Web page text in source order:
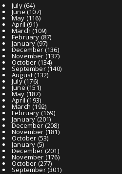
July(64)
June(107)
May (116)
April (91)
March (109)
February (87)
January(97)
December (136)
November (137)
October (134)
September(140)
August(132)
July(176)
June(151)
May (187)
April (193)
March (192)
February (169)
January(201)
December (208)
November (181)
October (53)
January (5)
December(201)
November (176)
October (277)
September(301)